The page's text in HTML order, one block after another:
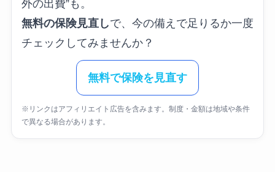
外の出費”も。
無料の保険見直しで、今の備えで足りるか一度
チェックしてみませんか？
無料で保険を見直す
※リンクはアフィリエイト広告を含みます。制度・金額は地域や条件
で異なる場合があります。